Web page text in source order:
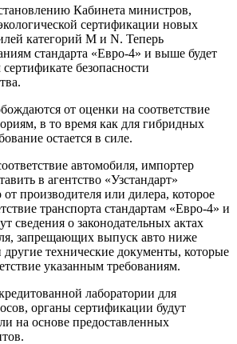
Кабинета министров,
сертификации новых
категорий M и N. Теперь
стандарта «Евро-4» и выше будет
безопасности
от оценки на соответствие
в то время как для гибридных
остается в силе.
автомобиля, импортер
в агентство «Узстандарт»
производителя или дилера, которое
транспорта стандартам «Евро-4» и
сведения о законодательных актах
запрещающих выпуск авто ниже
другие технические документы, которые
указанным требованиям.
лаборатории для
органы сертификации будут
на основе предоставленных